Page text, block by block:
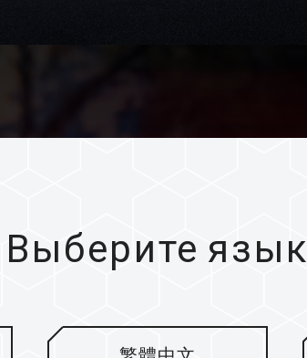
которые хотят
до 32 ГБ и
высокую
игрой в
Выберите язык